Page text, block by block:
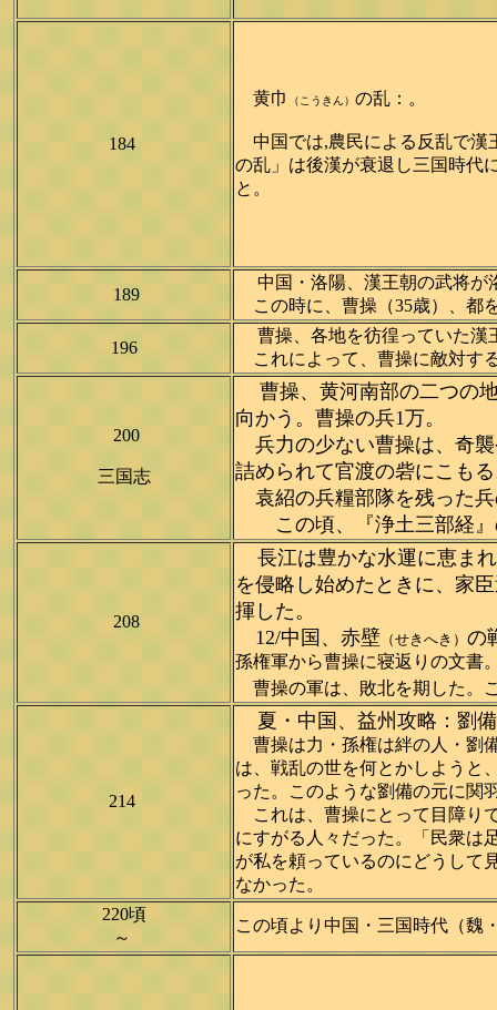
184
黄巾 （こうきん） の乱：。
中国では,農民による反乱で漢
の乱」は後漢が衰退し三国時代
と。
189
中国・洛陽、漢王朝の武将が
この時に、曹操（35歳）、都
196
曹操、各地を彷徨っていた漢
これによって、曹操に敵対す
200
三国志
曹操、黄河南部の二つの
向かう。曹操の兵1万。
兵力の少ない曹操は、奇襲
詰められて官渡の砦にこも
袁紹の兵糧部隊を残った
この頃、『浄土三部経』
208
長江は豊かな水運に恵ま
を侵略し始めたときに、家
揮した。
12/中国、赤壁 （せきへき） の
孫権軍から曹操に寝返りの文書
曹操の軍は、敗北を期した。
214
夏・中国、益州攻略：劉備
曹操は力・孫権は絆の人・劉
は、戦乱の世を何とかしようと
った。このような劉備の元に関
これは、曹操にとって目障り
にすがる人々だった。「民衆は
が私を頼っているのにどうして
なかった。
220頃
～
この頃より中国・三国時代（